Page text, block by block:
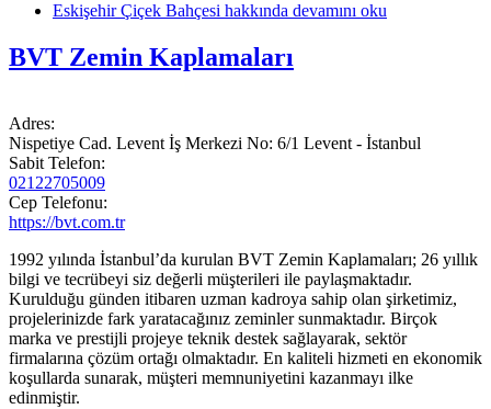
Eskişehir Çiçek Bahçesi hakkında devamını oku
BVT Zemin Kaplamaları
Adres:
Nispetiye Cad. Levent İş Merkezi No: 6/1 Levent - İstanbul
Sabit Telefon:
02122705009
Cep Telefonu:
https://bvt.com.tr
1992 yılında İstanbul’da kurulan BVT Zemin Kaplamaları; 26 yıllık
bilgi ve tecrübeyi siz değerli müşterileri ile paylaşmaktadır.
Kurulduğu günden itibaren uzman kadroya sahip olan şirketimiz,
projelerinizde fark yaratacağınız zeminler sunmaktadır. Birçok
marka ve prestijli projeye teknik destek sağlayarak, sektör
firmalarına çözüm ortağı olmaktadır. En kaliteli hizmeti en ekonomik
koşullarda sunarak, müşteri memnuniyetini kazanmayı ilke
edinmiştir.